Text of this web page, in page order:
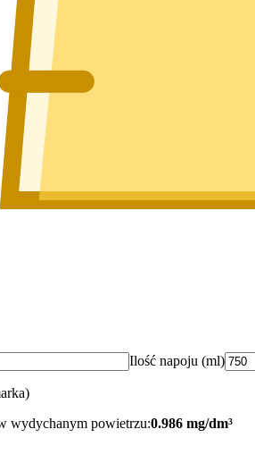
Ilość napoju (ml)
wydychanym powietrzu:0.986 mg/dm³